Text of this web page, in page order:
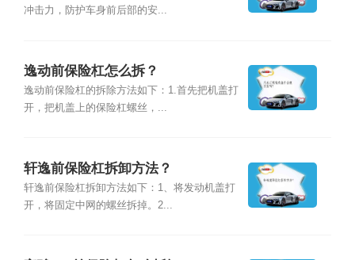
冲击力，防护车身前后部的安...
逸动前保险杠怎么拆？
逸动前保险杠的拆除方法如下：1.首先把机盖打
开，把机盖上的保险杠螺丝，...
轩逸前保险杠拆卸方法？
轩逸前保险杠拆卸方法如下：1、将发动机盖打
开，将固定中网的螺丝拆掉。2...